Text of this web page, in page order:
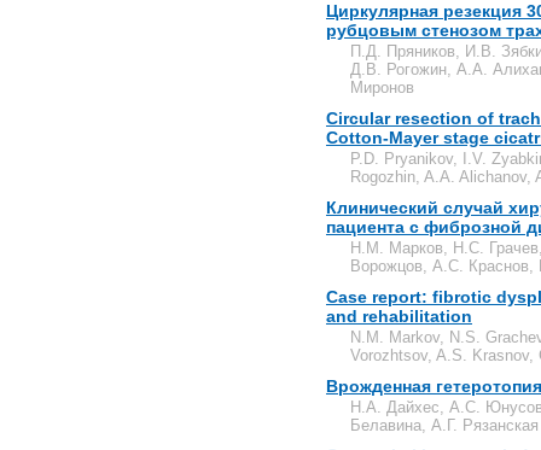
Циркулярная резекция
рубцовым стенозом
П.Д. Пряников, И.В.
Д.В. Рогожин, А.А.
Миронов
Circular resection of
Cotton-Mayer stage
P.D. Pryanikov, I.V.
Rogozhin, A.A. Alichanov,
Клинический случай
пациента с фиброзной
Н.М. Марков, Н.С.
Ворожцов, А.С. Краснов,
Case report: fibrotic
and rehabilitation
N.M. Markov, N.S.
Vorozhtsov, A.S. Krasnov,
Врожденная
Н.А. Дайхес, А.С.
Белавина, А.Г. Рязанская